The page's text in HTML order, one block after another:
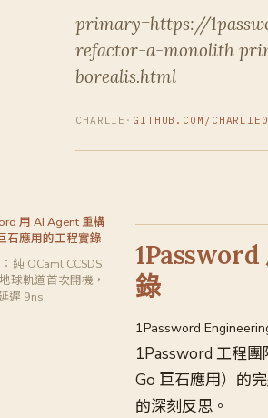
primary=https://
refactor-a-monolith
borealis.html
CHARLIE · GITHUB.COM/
用 AI Agent 重構
石應用的工程實錄
純 OCaml CCSDS
球軌道首次開機，
遲 9ns
1Password
錄
1Password
1Password 工程
Go 巨石應用）的
的深刻反思。